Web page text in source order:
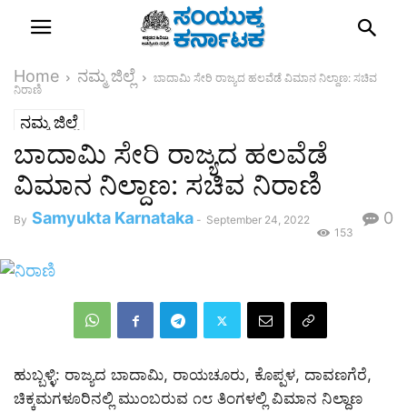
Home ನಮ್ಮ ಜಿಲ್ಲೆ
ಬಾದಾಮಿ ಸೇರಿ ರಾಜ್ಯದ ಹಲವೆಡೆ ವಿಮಾನ ನಿಲ್ದಾಣ: ಸಚಿವ
ನಿರಾಣಿ
ನಮ್ಮ ಜಿಲ್ಲೆ
ಬಾದಾಮಿ ಸೇರಿ ರಾಜ್ಯದ ಹಲವೆಡೆ
ವಿಮಾನ ನಿಲ್ದಾಣ: ಸಚಿವ ನಿರಾಣಿ
By Samyukta Karnataka - September 24, 2022 0
153
ಹುಬ್ಬಳ್ಳಿ: ರಾಜ್ಯದ ಬಾದಾಮಿ, ರಾಯಚೂರು, ಕೊಪ್ಪಳ, ದಾವಣಗೆರೆ,
ಚಿಕ್ಕಮಗಳೂರಿನಲ್ಲಿ ಮುಂಬರುವ ೧೮ ತಿಂಗಳಲ್ಲಿ ವಿಮಾನ ನಿಲ್ದಾಣ